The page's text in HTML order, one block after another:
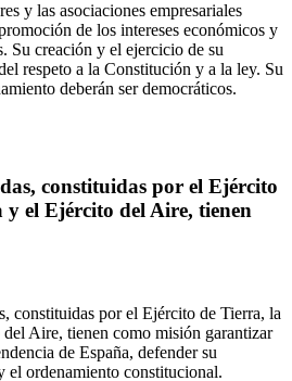
y las asociaciones empresariales
de los intereses económicos y
Su creación y el ejercicio de su
respeto a la Constitución y a la ley. Su
deberán ser democráticos.
constituidas por el Ejército
el Ejército del Aire, tienen
constituidas por el Ejército de Tierra, la
Aire, tienen como misión garantizar
de España, defender su
el ordenamiento constitucional.